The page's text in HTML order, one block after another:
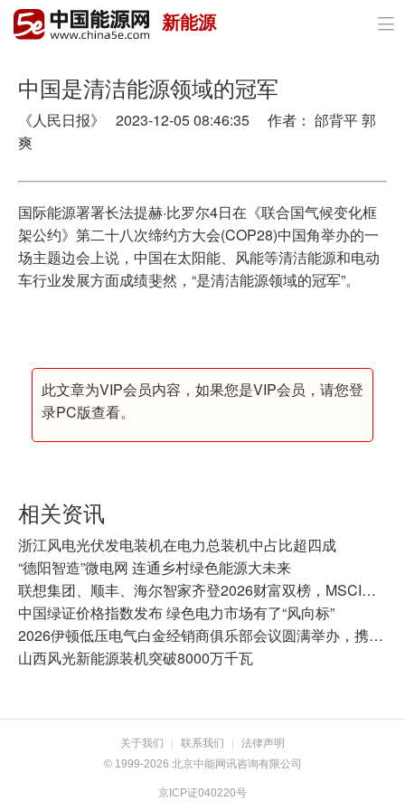
首页
政策与经济
油气
电力
新能源
节能环保
新能源 
中国是清洁能源领域的冠军
《人民日报》 2023-12-05 08:46:35 作者： 邰背平 郭
爽
国际能源署署长法提赫·比罗尔4日在《联合国气候变化框
架公约》第二十八次缔约方大会(COP28)中国角举办的一
场主题边会上说，中国在太阳能、风能等清洁能源和电动
车行业发展方面成绩斐然，“是清洁能源领域的冠军”。
此文章为VIP会员内容，如果您是VIP会员，请您登
录PC版查看。
相关资讯
浙江风电光伏发电装机在电力总装机中占比超四成
“德阳智造”微电网 连通乡村绿色能源大未来
联想集团、顺丰、海尔智家齐登2026财富双榜，MSCI均达AA及以上
中国绿证价格指数发布 绿色电力市场有了“风向标”
2026伊顿低压电气白金经销商俱乐部会议圆满举办，携手共拓增长新蓝海
山西风光新能源装机突破8000万千瓦
关于我们 | 联系我们 |
法律声明
© 1999-2026 北京中能网讯咨询有限公司
京ICP证040220号